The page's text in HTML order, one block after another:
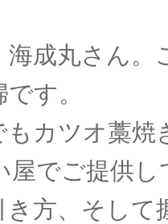
海成丸さん
す。
もカツオ藁
屋でご提供
き方、そし